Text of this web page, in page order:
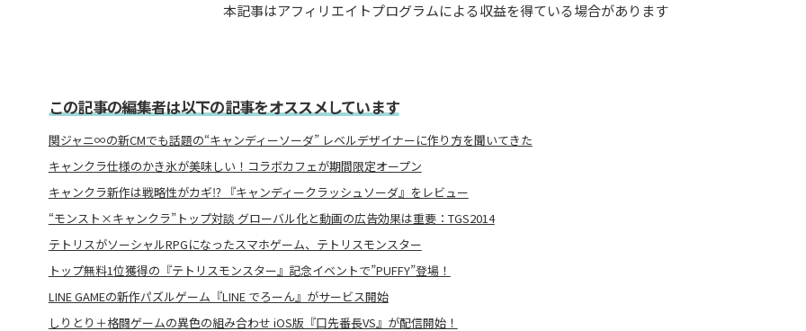
本記事はアフィリエイトプログラムによる収益を得ている場合があります
この記事の編集者は以下の記事をオススメしています
関ジャニ∞の新CMでも話題の“キャンディーソーダ” レベルデザイナーに作り方を聞いてきた
キャンクラ仕様のかき氷が美味しい！コラボカフェが期間限定オープン
キャンクラ新作は戦略性がカギ⁉ 『キャンディークラッシュソーダ』をレビュー
“モンスト×キャンクラ”トップ対談 グローバル化と動画の広告効果は重要：TGS2014
テトリスがソーシャルRPGになったスマホゲーム、テトリスモンスター
トップ無料1位獲得の『テトリスモンスター』記念イベントで”PUFFY”登場！
LINE GAMEの新作パズルゲーム『LINE でろーん』がサービス開始
しりとり＋格闘ゲームの異色の組み合わせ iOS版『口先番長VS』が配信開始！